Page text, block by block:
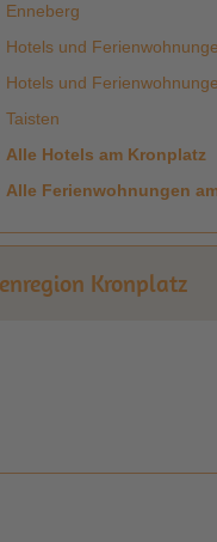
Enneberg
Hotels und
Hotels und
Taisten
Alle Hotels am Kronplatz
Alle Ferienwohnungen
Kronplatz